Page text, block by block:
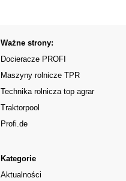
Kategorie
Aktualności
Ważne strony:
Docieracze PROFI
Maszyny rolnicze TPR
Technika rolnicza top agrar
Traktorpool
Profi.de